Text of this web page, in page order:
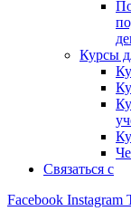
Курсы
Связаться с
Facebook Instagram